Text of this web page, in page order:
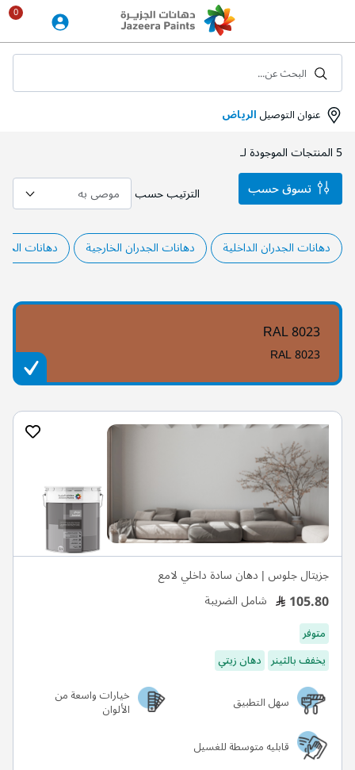
Content
عنوان التوصيلالرياض
البحث عن...
5 المنتجات الموجودة لـ
الترتيب حسب
دهانات الجدران الداخلية دهانات الجدران الخارجية دهانات
RAL 8023
RAL 8023
جزيتال جلوس | دهان سادة داخلي لامع
105.80 شامل الضريبة
متوفر
يخفف بالثينر دهان زيتي
سهل التطبيق
خيارات واسعة من
الألوان
قابليه متوسطة للغسيل
تسوق حسب